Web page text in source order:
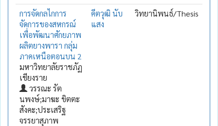
การจัดกลไกการ
จัดการของสหกรณ์
เพื่อพัฒนาศักยภาพ
ผลิตยางพารา กลุ่ม
ภาคเหนือตอนบน 2
มหาวิทยาลัยราชภัฏ
เชียงราย
วรรณะ รัต
นพงษ์;มาฆะ ขิตตะ
สังคะ;ประเสริฐ
จรรยาสุภาพ
คีตวุฒิ นับ
แสง
วิทยานิพนธ์/Thesis